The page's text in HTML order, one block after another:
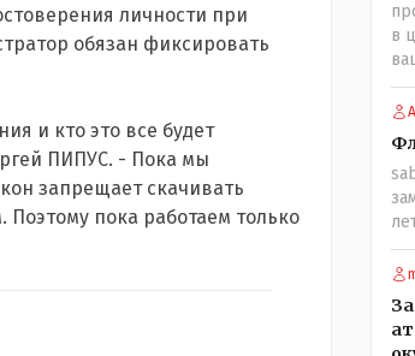
личности при
обязан фиксировать
и кто это все будет
ПИПУС. - Пока мы
запрещает скачивать
пока работаем только
в
и
В
мы